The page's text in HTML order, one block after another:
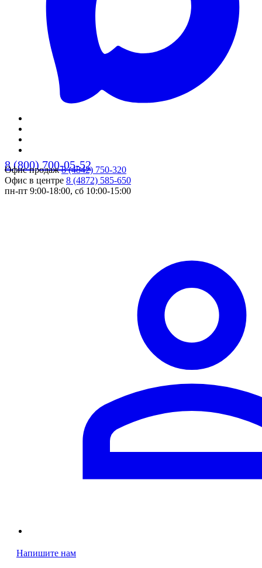
8 (800) 700-05-52
Офис продаж8 (4842) 750-320
Офис в центре 8 (4872) 585-650
пн-пт 9:00-18:00, сб 10:00-15:00
Напишите нам